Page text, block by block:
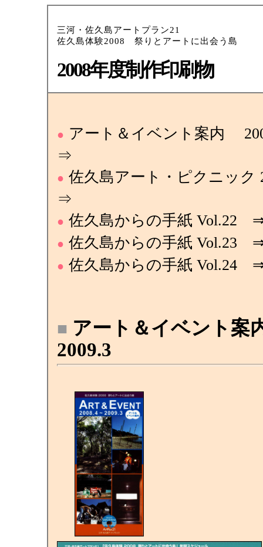
三河・佐久島アートプラン21
佐久島体験2008 祭りとアートに出会う島
2008年度制作印刷物
● アート＆イベント案内
⇒
● 佐久島アート・ピクニッ
⇒
● 佐久島からの手紙 Vol.22
● 佐久島からの手紙 Vol.23
● 佐久島からの手紙 Vol.24
■ アート＆イベント案
2009.3